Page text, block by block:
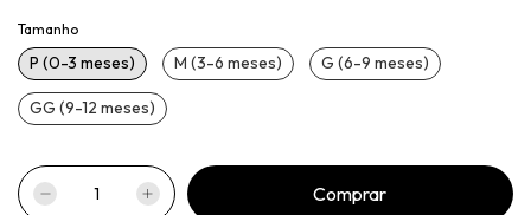
Tamanho
P (0-3 meses) M (3-6 meses) G (6-9 meses)
GG (9-12 meses)